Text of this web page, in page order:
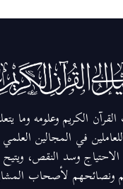
الكريم وعلومه وما
في المجالين
وسد النقص، ويتيح
ونصائحهم لأصحاب